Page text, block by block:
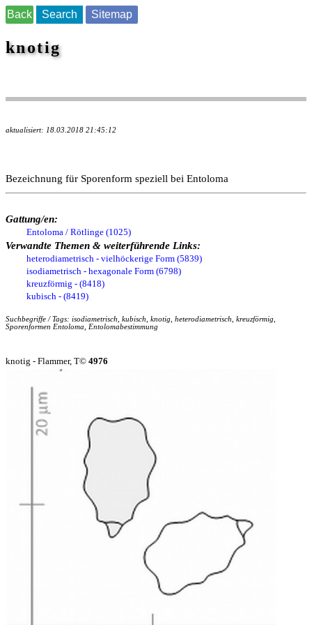
Back Search Sitemap
knotig
aktualisiert: 18.03.2018 21:45:12
Bezeichnung für Sporenform speziell bei Entoloma
Gattung/en:
Entoloma / Rötlinge (1025)
Verwandte Themen & weiterführende Links:
heterodiametrisch - vielhöckerige Form (5839)
isodiametrisch - hexagonale Form (6798)
kreuzförmig - (8418)
kubisch - (8419)
Suchbegriffe / Tags: isodiametrisch, kubisch, knotig, heterodiametrisch, kreuzförmig,
Sporenformen Entoloma, Entolomabestimmung
knotig - Flammer, T© 4976